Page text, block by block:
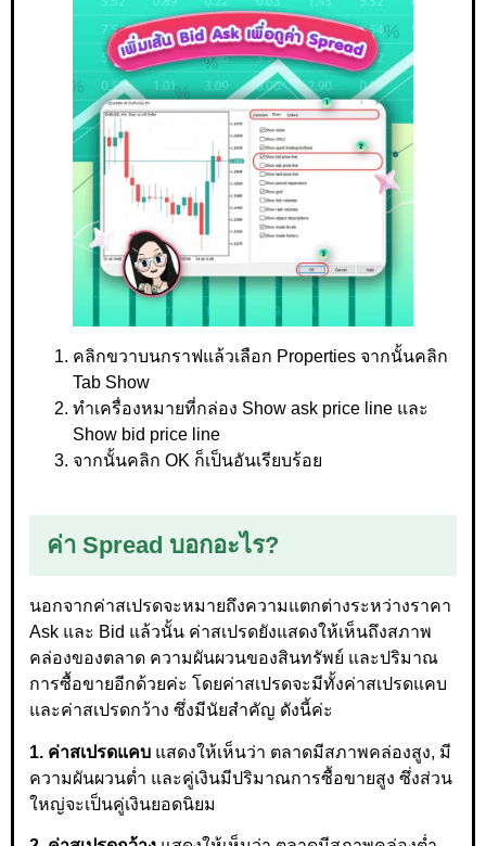
คลิกขวาบนกราฟแล้วเลือก Properties จากนั้นคลิก
Tab Show
ทำเครื่องหมายที่กล่อง Show ask price line และ
Show bid price line
จากนั้นคลิก OK ก็เป็นอันเรียบร้อย
ค่า Spread บอกอะไร?
นอกจากค่าสเปรดจะหมายถึงความแตกต่างระหว่างราคา
Ask และ Bid แล้วนั้น ค่าสเปรดยังแสดงให้เห็นถึงสภาพ
คล่องของตลาด ความผันผวนของสินทรัพย์ และปริมาณ
การซื้อขายอีกด้วยค่ะ โดยค่าสเปรดจะมีทั้งค่าสเปรดแคบ
และค่าสเปรดกว้าง ซึ่งมีนัยสำคัญ ดังนี้ค่ะ
1. ค่าสเปรดแคบ แสดงให้เห็นว่า ตลาดมีสภาพคล่องสูง, มี
ความผันผวนต่ำ และคู่เงินมีปริมาณการซื้อขายสูง ซึ่งส่วน
ใหญ่จะเป็นคู่เงินยอดนิยม